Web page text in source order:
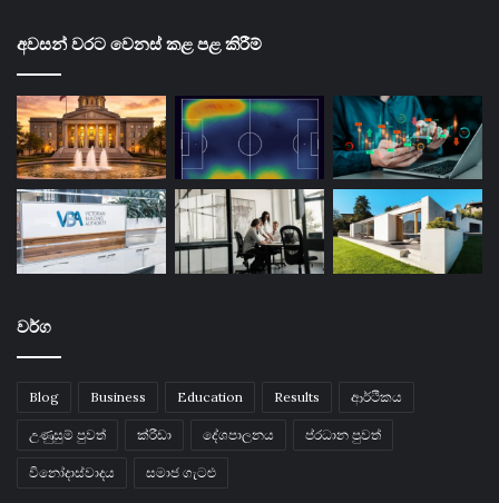
අවසන් වරට වෙනස් කළ පළ කිරීම්
වර්ග
Blog Business Education Results ආර්ථිකය
උණුසුම් පුවත් ක්රීඩා දේශපාලනය ප්රධාන පුවත්
විනෝදාස්වාදය සමාජ ගැටළු